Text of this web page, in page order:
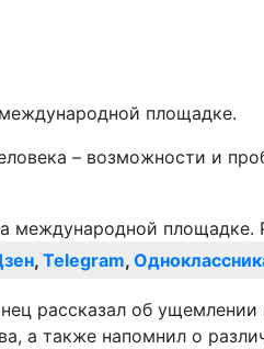
площадке.
– возможности и
, Telegram,
рассказал об
а также напомнил о